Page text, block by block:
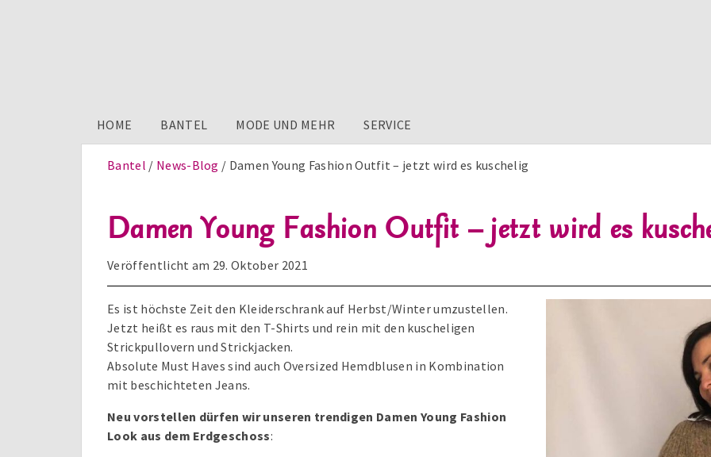
HOME BANTEL MODE UND MEHR SERVICE
Bantel News-Blog Damen Young Fashion Outfit – jetzt wird es kuschelig
Damen Young Fashion Outfit – jetzt wird es
Veröffentlicht am 29. Oktober 2021
Es ist höchste Zeit den Kleiderschrank auf Herbst/Winter umzustellen.
Jetzt heißt es raus mit den T-Shirts und rein mit den kuscheligen
Strickpullovern und Strickjacken.
Absolute Must Haves sind auch Oversized Hemdblusen in Kombination
mit beschichteten Jeans.
Neu vorstellen dürfen wir unseren trendigen Damen Young Fashion
Look aus dem Erdgeschoss: